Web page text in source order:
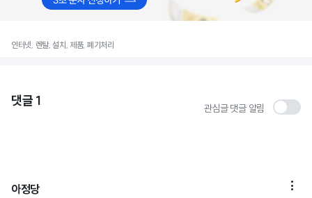
인터넷, 렌탈, 설치, 제품, 폐기처리
댓글 1 관심글 댓글 알림
아정당 